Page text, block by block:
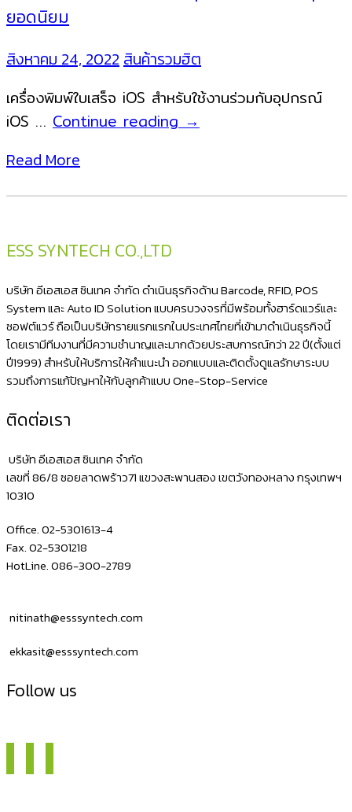
ยอดนิยม
สิงหาคม 24, 2022สินค้ารวมฮิต
เครื่องพิมพ์ใบเสร็จ iOS สำหรับใช้งานร่วมกับอุปกรณ์
iOS … Continue readingเครื่องพิมพ์
สำหรับ
รุ่น
ยอด
นิยม
→
Read More
ESS SYNTECH CO.,LTD
บริษัท อีเอสเอส ซินเทค จำกัด ดำเนินธุรกิจด้าน Barcode, RFID, POS
System และ Auto ID Solution แบบครบวงจรที่มีพร้อมทั้งฮาร์ดแวร์และ
ซอฟต์แวร์ ถือเป็นบริษัทรายแรกแรกในประเทศไทยที่เข้ามาดำเนินธุรกิจนี้
โดยเรามีทีมงานที่มีความชำนาญและมากด้วยประสบการณ์กว่า 22 ปี(ตั้งแต่
ปี1999) สำหรับให้บริการให้คำแนะนำ ออกแบบและติดตั้งดูแลรักษาระบบ
รวมถึงการแก้ปัญหาให้กับลูกค้าแบบ One-Stop-Service
ติดต่อเรา
บริษัท อีเอสเอส ซินเทค จำกัด
เลขที่ 86/8 ซอยลาดพร้าว71 แขวงสะพานสอง เขตวังทองหลาง กรุงเทพฯ
10310
Office. 02-5301613-4
Fax. 02-5301218
HotLine. 086-300-2789
nitinath@esssyntech.com
ekkasit@esssyntech.com
Follow us